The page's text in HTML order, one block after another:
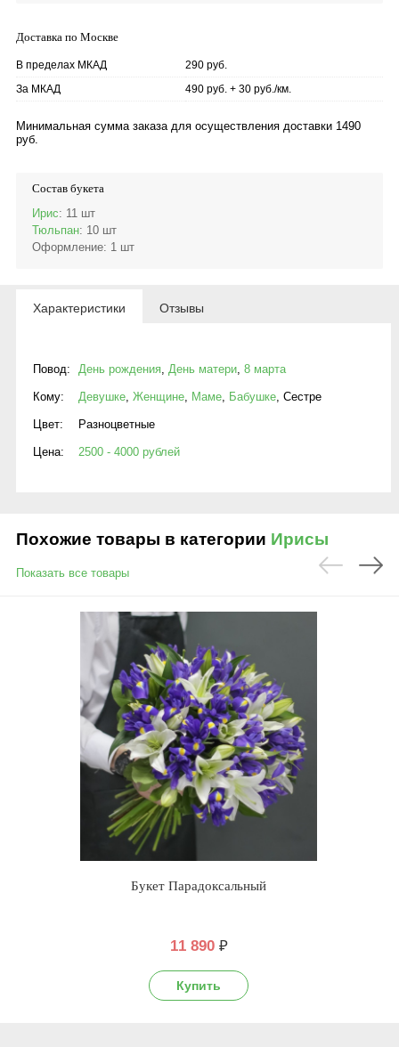
Доставка по Москве
В пределах МКАД
290 руб.
За МКАД
490 руб. + 30 руб./км.
Минимальная сумма заказа для осуществления доставки 1490
руб.
Состав букета
Ирис: 11 шт
Тюльпан: 10 шт
Оформление: 1 шт
Характеристики Отзывы
Повод: День рождения, День матери, 8 марта
Кому: Девушке, Женщине, Маме, Бабушке, Сестре
Цвет: Разноцветные
Цена: 2500 - 4000 рублей
Похожие товары в категории Ирисы
Показать все товары
Букет Парадоксальный
11 890 ₽